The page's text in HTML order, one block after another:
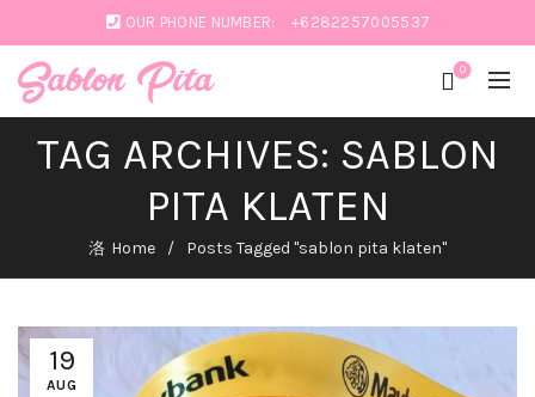
OUR PHONE NUMBER: +6282257005537
0
TAG ARCHIVES: SABLON
PITA KLATEN
Home Posts Tagged "sablon pita klaten"
19
AUG
SABLON
PITA:
PERCANTIK
PRODUK